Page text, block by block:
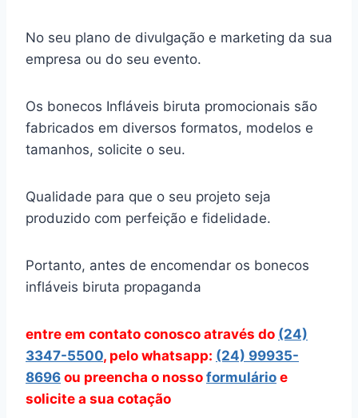
No seu plano de divulgação e marketing da sua
empresa ou do seu evento.
Os bonecos Infláveis biruta promocionais são
fabricados em diversos formatos, modelos e
tamanhos, solicite o seu.
Qualidade para que o seu projeto seja
produzido com perfeição e fidelidade.
Portanto, antes de encomendar os bonecos
infláveis biruta propaganda
entre em contato conosco através do (24)
3347-5500, pelo whatsapp: (24) 99935-
8696 ou preencha o nosso formulário e
solicite a sua cotação